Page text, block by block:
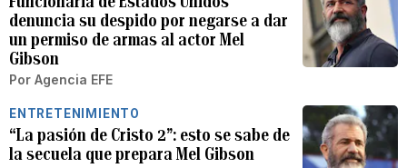
denuncia su despido por negarse a dar
un permiso de armas al actor Mel
Gibson
Por Agencia EFE
ENTRETENIMIENTO
“La pasión de Cristo 2”: esto se sabe de
la secuela que prepara Mel Gibson